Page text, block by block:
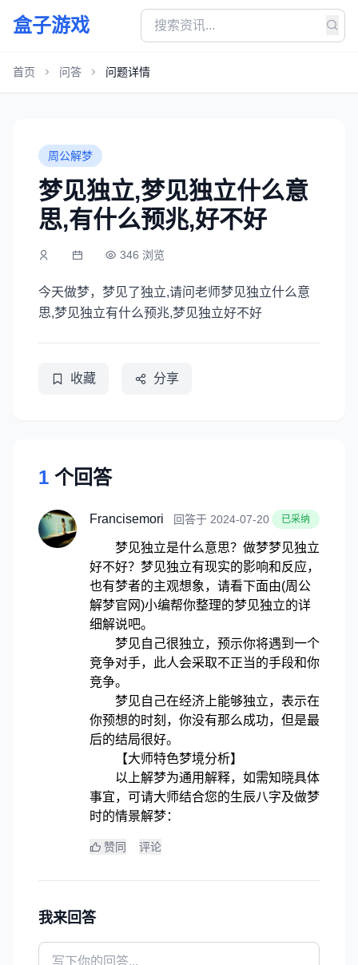
盒子游戏
首页 问答 问题详情
周公解梦
梦见独立,梦见独立什么意
思,有什么预兆,好不好
346 浏览
今天做梦，梦见了独立,请问老师梦见独立什么意
思,梦见独立有什么预兆,梦见独立好不好
收藏 分享
1 个回答
Francisemori 回答于 2024-07-20 已采纳
梦见独立是什么意思？做梦梦见独立
好不好？梦见独立有现实的影响和反应，
也有梦者的主观想象，请看下面由(周公
解梦官网)小编帮你整理的梦见独立的详
细解说吧。
梦见自己很独立，预示你将遇到一个
竞争对手，此人会采取不正当的手段和你
竞争。
梦见自己在经济上能够独立，表示在
你预想的时刻，你没有那么成功，但是最
后的结局很好。
【大师特色梦境分析】
以上解梦为通用解释，如需知晓具体
事宜，可请大师结合您的生辰八字及做梦
时的情景解梦：
赞同 评论
我来回答